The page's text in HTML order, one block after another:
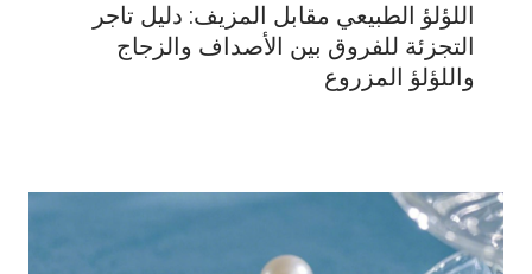
اللؤلؤ الطبيعي مقابل المزيف: دليل تاجر
التجزئة للفروق بين الأصداف والزجاج
واللؤلؤ المزروع